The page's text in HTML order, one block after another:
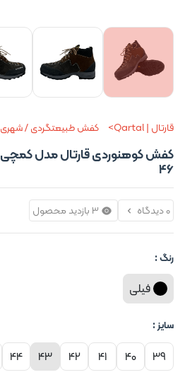
قارتال | Qartal کفش طبیعتگردی / شهری
46
0 دیدگاه 3 بازدید محصول
رنگ :
فیلی
سایز :
39
40
41
42
43
44